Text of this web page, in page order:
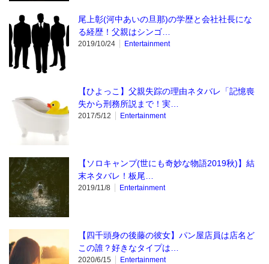
尾上彰(河中あいの旦那)の学歴と会社社長にな
る経歴！父親はシンゴ…
2019/10/24 Entertainment
【ひよっこ】父親失踪の理由ネタバレ「記憶喪
失から刑務所説まで！実…
2017/5/12 Entertainment
【ソロキャンプ(世にも奇妙な物語2019秋)】結
末ネタバレ！板尾…
2019/11/8 Entertainment
【四千頭身の後藤の彼女】パン屋店員は店名ど
この誰？好きなタイプは…
2020/6/15 Entertainment